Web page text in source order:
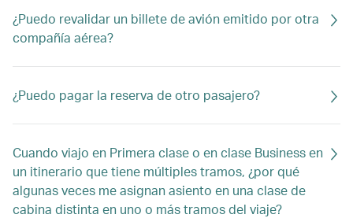
¿Puedo revalidar un billete de avión emitido por otra
compañía aérea?
¿Puedo pagar la reserva de otro pasajero?
Cuando viajo en Primera clase o en clase Business en
un itinerario que tiene múltiples tramos, ¿por qué
algunas veces me asignan asiento en una clase de
cabina distinta en uno o más tramos del viaje?